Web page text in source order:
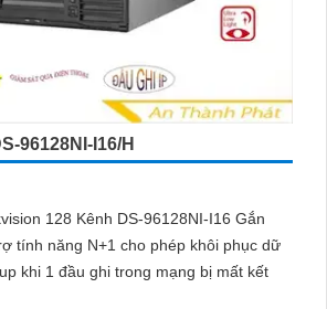
96128NI-I16/H
128 Kênh DS-96128NI-I16 Gắn
tính năng N+1 cho phép khôi phục dữ
khi 1 đầu ghi trong mạng bị mất kết